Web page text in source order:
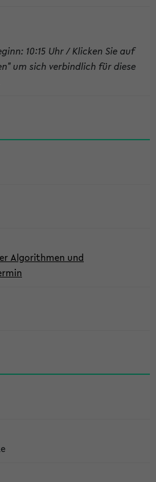
10:15 Uhr / Klicken Sie auf
um sich verbindlich für diese
Algorithmen und